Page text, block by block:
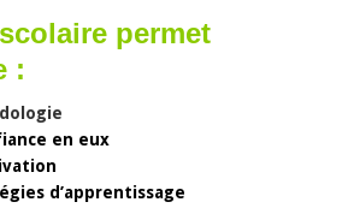
permet
:
en eux
d’apprentissage